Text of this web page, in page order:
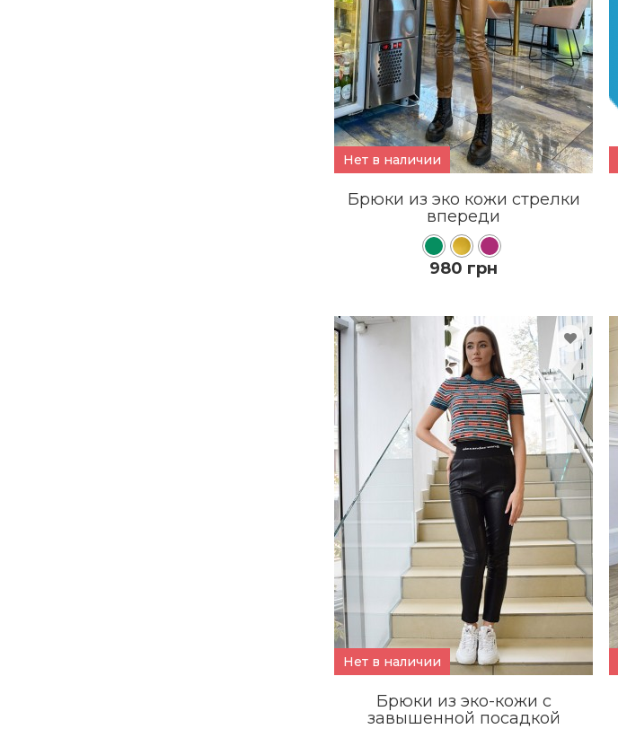
Нет в наличии
КУПИТЬ
ПОДРОБНЕЕ
Брюки из эко кожи стрелки
впереди
980 грн
Нет в наличии
Брюки из эко-кожи с
завышенной посадкой